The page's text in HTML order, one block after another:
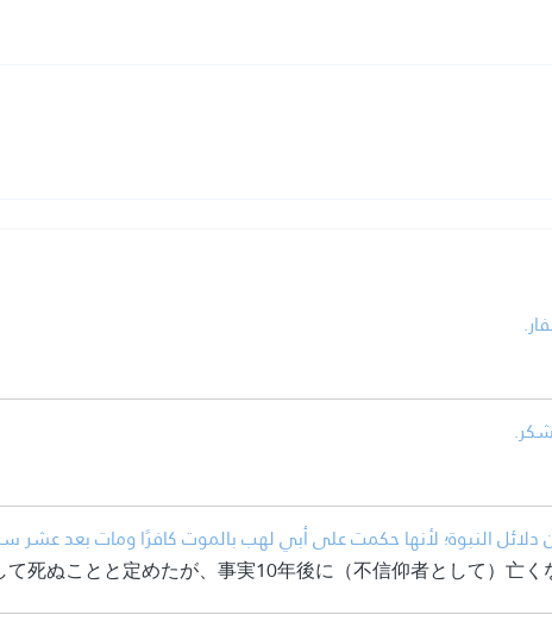
النبوة؛ لأنها حكمت على أبي لهب بالموت كافرًا ومات بعد عشر
死ぬことと定めたが、事実10年後に（不信仰者として）亡く